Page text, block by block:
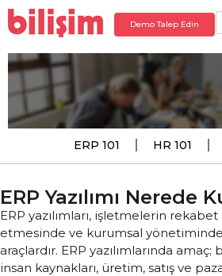
Demo Talep Edin
ERP 101 HR 101
ERP Yazılımı Nerede
ERP yazılımları, işletmelerin
etmesinde ve kurumsal
araçlardır. ERP yazılımlarında
insan kaynakları, üretim, satış ve